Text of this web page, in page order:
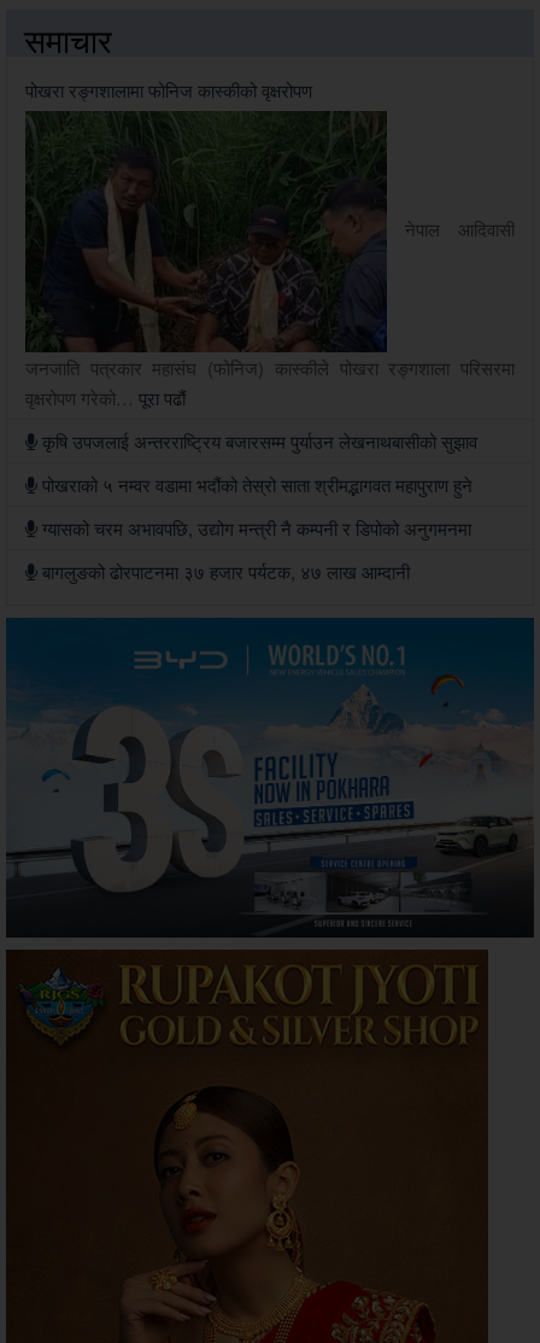
समाचार
पोखरा रङ्गशालामा फोनिज कास्कीको वृक्षरोपण
नेपाल आदिवासी
जनजाति पत्रकार महासंघ (फोनिज) कास्कीले पोखरा रङ्गशाला परिसरमा
वृक्षरोपण गरेको… पूरा पढौं
कृषि उपजलाई अन्तरराष्ट्रिय बजारसम्म पुर्याउन लेखनाथबासीको सुझाव
पोखराको ५ नम्वर वडामा भदौंको तेस्रो साता श्रीमद्भागवत महापुराण हुने
ग्यासको चरम अभावपछि, उद्योग मन्त्री नै कम्पनी र डिपोको अनुगमनमा
बागलुङको ढोरपाटनमा ३७ हजार पर्यटक, ४७ लाख आम्दानी